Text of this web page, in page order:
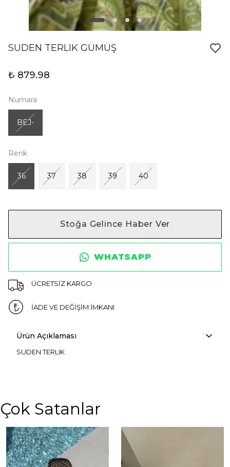
SUDEN TERLIK GÜMÜŞ
₺ 879.98
Numara
BEJ-
Renk
36 37 38 39 40
Stoğa Gelince Haber Ver
WHATSAPP
ÜCRETSİZ KARGO
İADE VE DEĞİŞİM İMKANI
Ürün Açıklaması
SUDEN TERLIK
Çok Satanlar